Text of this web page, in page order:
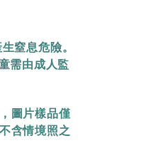
窒息危險。
需由成人監
圖片樣品僅
含情境照之